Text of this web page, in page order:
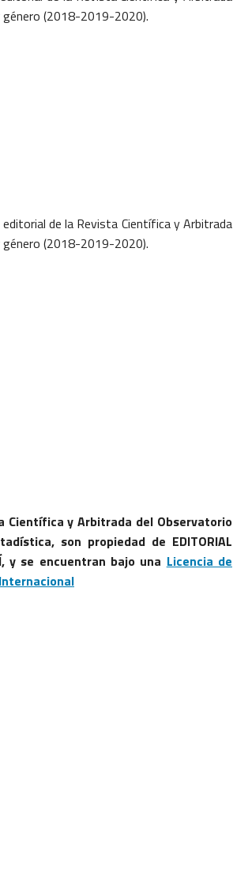
(2018-2019-2020).
de la Revista Científica y Arbitrada
(2018-2019-2020).
Científica y Arbitrada del Observatorio
son propiedad de EDITORIAL
y se encuentran bajo una Licencia de